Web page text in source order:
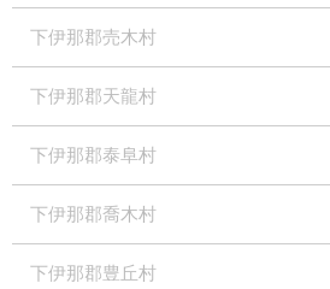
下伊那郡売木村
下伊那郡天龍村
下伊那郡泰阜村
下伊那郡喬木村
下伊那郡豊丘村